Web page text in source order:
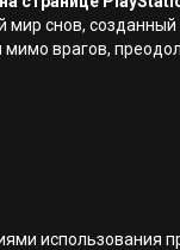
снов,
врагов,